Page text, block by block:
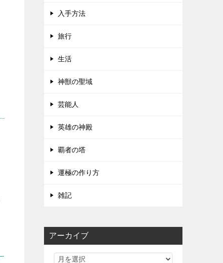
入手方法
旅行
生活
神獣の聖域
芸能人
英雄の神殿
覇者の塔
運極の作り方
雑記
アーカイブ